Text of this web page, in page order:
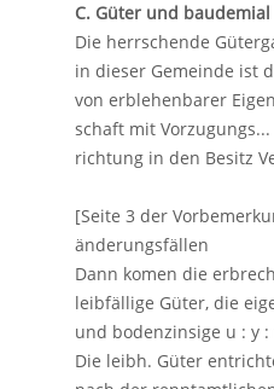
C. Güter und
Die herrschende
in dieser Gemeinde ist
von erblehenbarer
schaft mit Vorzugungs...
richtung in den Besitz
[Seite 3 der
änderungsfällen
Dann komen die
leibfällige Güter, die
und bodenzinsige u : y :
Die leibh. Güter